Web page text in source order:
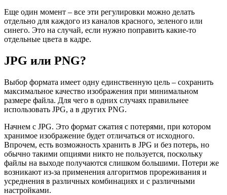
Еще один момент – все эти регулировки можно делать
отдельно для каждого из каналов красного, зеленого или
синего. Это на случай, если нужно поправить какие-то
отдельные цвета в кадре.
JPG или PNG?
Выбор формата имеет одну единственную цель – сохранить
максимальное качество изображения при минимальном
размере файла. Для чего в одних случаях правильнее
использовать JPG, а в других PNG.
Начнем с JPG. Это формат сжатия с потерями, при котором
хранимое изображение будет отличаться от исходного.
Впрочем, есть возможность хранить в JPG и без потерь, но
обычно такими опциями никто не пользуется, поскольку
файлы на выходе получаются слишком большими. Потери же
возникают из-за применения алгоритмов прореживания и
усреднения в различных комбинациях и с различными
настройками.